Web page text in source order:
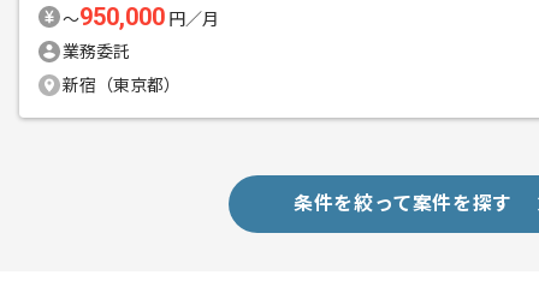
〜950,000 円／月
業務委託
新宿（東京都）
条件を絞って案件を探す